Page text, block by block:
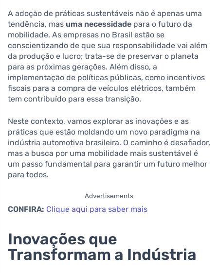
A adoção de práticas sustentáveis não é apenas uma
tendência, mas uma necessidade para o futuro da
mobilidade. As empresas no Brasil estão se
conscientizando de que sua responsabilidade vai além
da produção e lucro; trata-se de preservar o planeta
para as próximas gerações. Além disso, a
implementação de políticas públicas, como incentivos
fiscais para a compra de veículos elétricos, também
tem contribuído para essa transição.
Neste contexto, vamos explorar as inovações e as
práticas que estão moldando um novo paradigma na
indústria automotiva brasileira. O caminho é desafiador,
mas a busca por uma mobilidade mais sustentável é
um passo fundamental para garantir um futuro melhor
para todos.
Advertisements
CONFIRA: Clique aqui para saber mais
Inovações que
Transformam a Indústria